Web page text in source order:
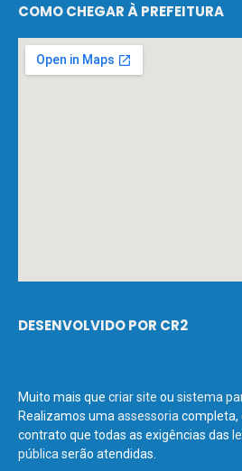
COMO CHEGAR À PREFEITURA
DESENVOLVIDO POR CR2
Muito mais que criar site ou sistema
Realizamos uma assessoria completa,
contrato que todas as exigências das
pública serão atendidas.